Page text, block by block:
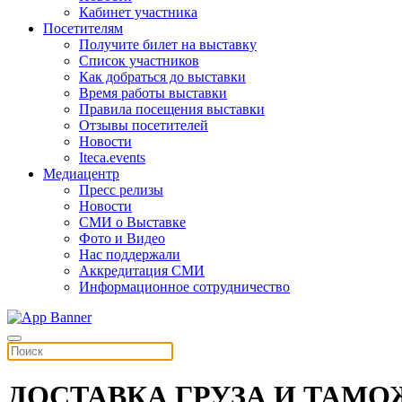
Кабинет участника
Посетителям
Получите билет на выставку
Список участников
Как добраться до выставки
Время работы выставки
Правила посещения выставки
Отзывы посетителей
Новости
Iteca.events
Медиацентр
Пресс релизы
Новости
СМИ о Выставке
Фото и Видео
Нас поддержали
Аккредитация СМИ
Информационное сотрудничество